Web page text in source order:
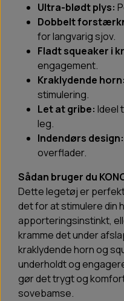
Ultra-blødt plys:
Dobbelt
for langvarig sjov.
Fladt squeaker i
engagement.
Kraklydende horn:
stimulering.
Let at gribe: Ideel
leg.
Indendørs design:
overflader.
Sådan bruger du
Dette legetøj er
det for at stimulere din
apporteringsinstinkt,
kramme det under
kraklydende horn og
underholdt og
gør det trygt og
sovebamse.